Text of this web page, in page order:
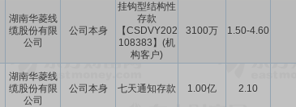
湖南华菱线
缆股份有限
公司
公司本身
挂钩型结构性
存款
【CSDVY202
108383】(机
构客户)
3100万 1.50-4.60
湖南华菱线
缆股份有限
公司
公司本身 七天通知存款 1.00亿 2.10